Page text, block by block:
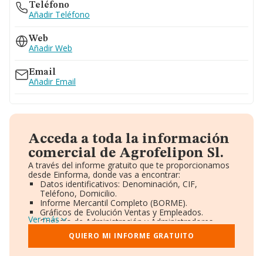
Teléfono
Añadir Teléfono
Web
Añadir Web
Email
Añadir Email
Acceda a toda la información
comercial de Agrofelipon Sl.
A través del informe gratuito que te proporcionamos
desde Einforma, donde vas a encontrar:
Datos identificativos: Denominación, CIF,
Teléfono, Domicilio.
Informe Mercantil Completo (BORME).
Gráficos de Evolución Ventas y Empleados.
Consejo de Administración y Administradores.
Directivos y Ejecutivos.
Accionistas.
Participaciones y Vinculaciones en otras empresas.
Ver más
QUIERO MI INFORME GRATUITO